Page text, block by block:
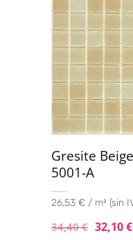
Gresite
5001-A
26,53 € / m² (sin
34,40€ 32,10€